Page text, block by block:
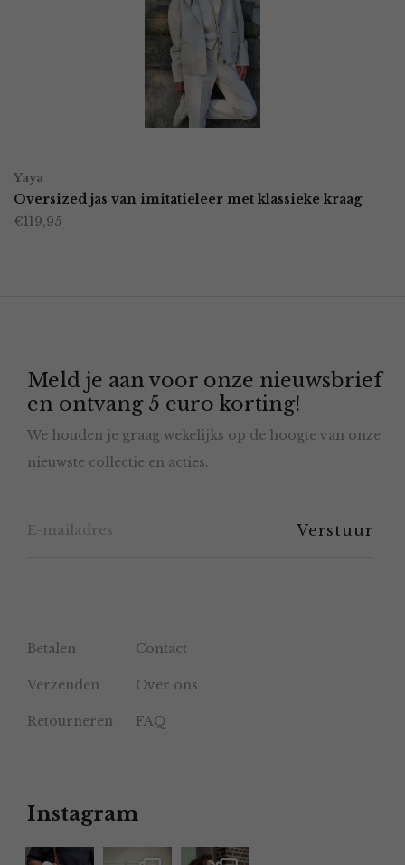
op
de
productpagina
product
heeft
kan
gekozen
worden
op
productpagina
Yaya
Oversized jas van imitatieleer met klassieke kraag
€119,95
Meld je aan voor onze nieuwsbrief
en ontvang 5 euro korting!
We houden je graag wekelijks op de hoogte van onze
nieuwste collectie en acties.
Betalen Contact
Verzenden Over ons
Retourneren FAQ
Instagram